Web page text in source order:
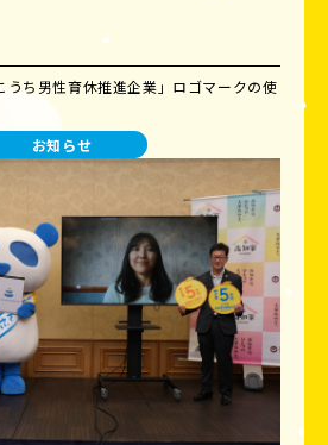
うち男性育休推進企業」ロゴマークの使
お知らせ